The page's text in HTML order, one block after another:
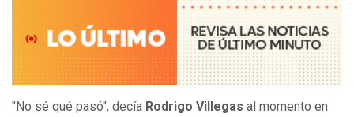
"No sé qué pasó", decía Rodrigo Villegas al momento en